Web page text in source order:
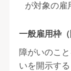
が対象の雇
一般雇用枠（
障がいのこ
いを開示す